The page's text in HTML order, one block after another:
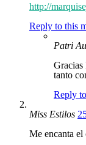
http://
Reply to this
Patri
Gracias
tanto
Reply
Miss Estilos
Me encanta